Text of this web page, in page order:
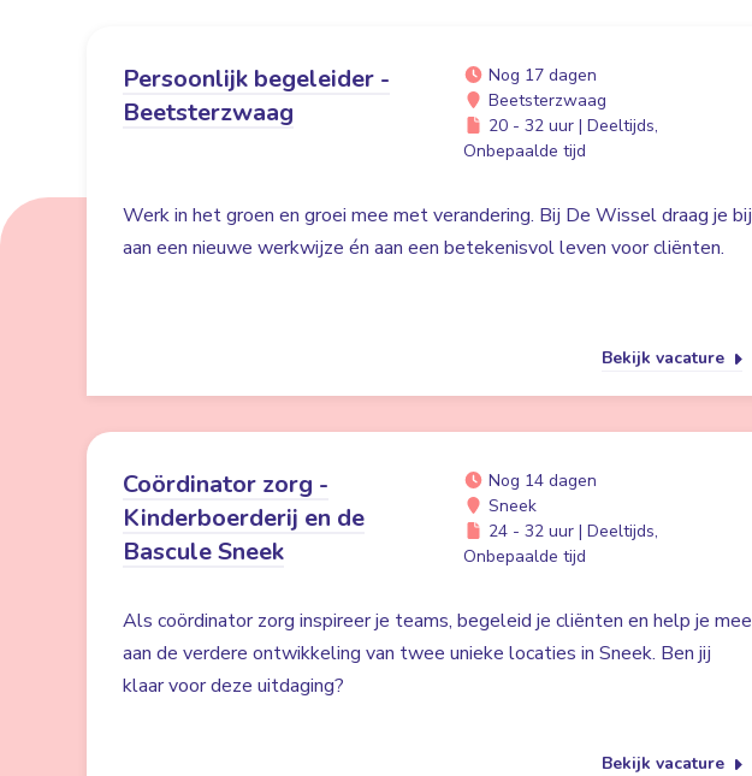
Persoonlijk begeleider -
Beetsterzwaag
Nog 17 dagen
Beetsterzwaag
20 - 32 uur | Deeltijds,
Onbepaalde tijd
Werk in het groen en groei mee met verandering. Bij De Wissel draag je bij
aan een nieuwe werkwijze én aan een betekenisvol leven voor cliënten.
Bekijk vacature
Coördinator zorg -
Kinderboerderij en de
Bascule Sneek
Nog 14 dagen
Sneek
24 - 32 uur | Deeltijds,
Onbepaalde tijd
Als coördinator zorg inspireer je teams, begeleid je cliënten en help je mee
aan de verdere ontwikkeling van twee unieke locaties in Sneek. Ben jij
klaar voor deze uitdaging?
Bekijk vacature